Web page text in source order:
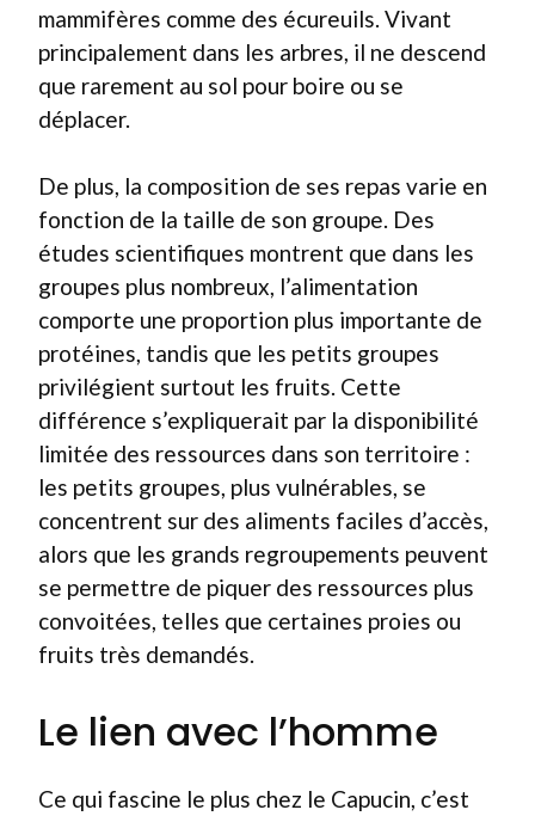
mammifères comme des écureuils. Vivant
principalement dans les arbres, il ne descend
que rarement au sol pour boire ou se
déplacer.
De plus, la composition de ses repas varie en
fonction de la taille de son groupe. Des
études scientifiques montrent que dans les
groupes plus nombreux, l’alimentation
comporte une proportion plus importante de
protéines, tandis que les petits groupes
privilégient surtout les fruits. Cette
différence s’expliquerait par la disponibilité
limitée des ressources dans son territoire :
les petits groupes, plus vulnérables, se
concentrent sur des aliments faciles d’accès,
alors que les grands regroupements peuvent
se permettre de piquer des ressources plus
convoitées, telles que certaines proies ou
fruits très demandés.
Le lien avec l’homme
Ce qui fascine le plus chez le Capucin, c’est